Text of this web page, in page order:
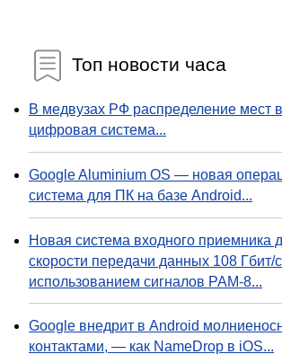
Топ новости часа
В медвузах РФ распределение мест
цифровая система...
Google Aluminium OS — новая
система для ПК на базе Android...
Новая система входного приемника
скорости передачи данных 108 Гбит/
использованием сигналов PAM-8...
Google внедрит в Android
контактами, — как NameDrop в iOS...